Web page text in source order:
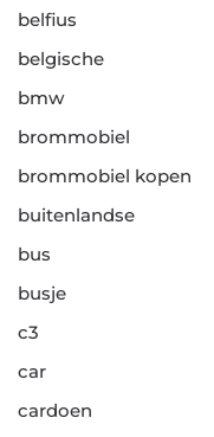
belfius
belgische
bmw
brommobiel
brommobiel kopen
buitenlandse
bus
busje
c3
car
cardoen